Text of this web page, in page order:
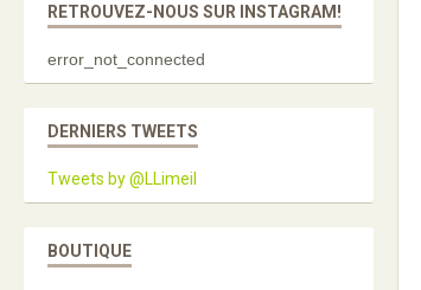
RETROUVEZ-NOUS SUR INSTAGRAM!
error_not_connected
DERNIERS TWEETS
Tweets by @LLimeil
BOUTIQUE